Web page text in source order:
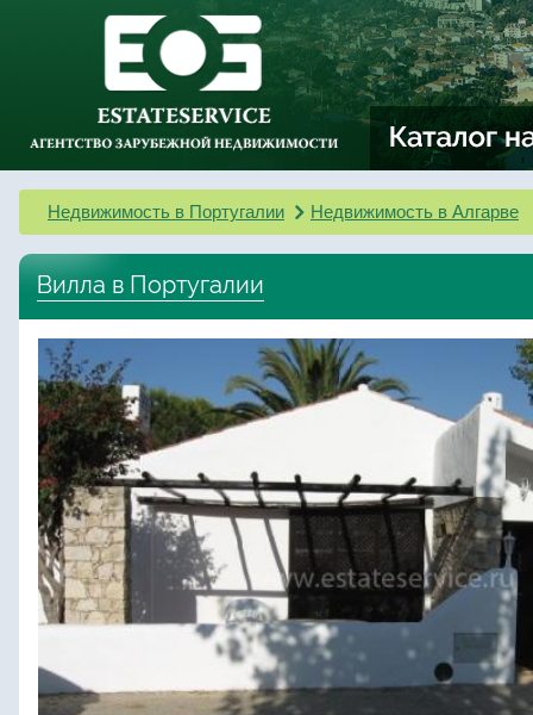
Недвижимость в Португалии Недвижимость в Алгарве
Вилла в Португалии